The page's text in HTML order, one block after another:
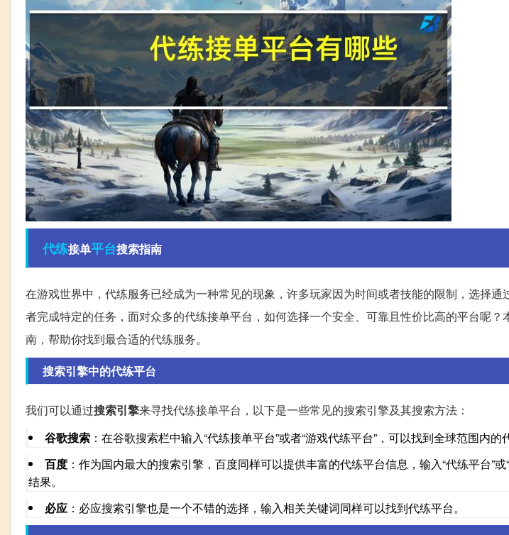
代练接单平台搜索指南
在游戏世界中，代练服务已经成为一种常见的现象，许多玩家因为时间或者技能的限制，选择
者完成特定的任务，面对众多的代练接单平台，如何选择一个安全、可靠且性价比高的平台呢？
南，帮助你找到最合适的代练服务。
搜索引擎中的代练平台
我们可以通过搜索引擎来寻找代练接单平台，以下是一些常见的搜索引擎及其搜索方法：
谷歌搜索 ：在谷歌搜索栏中输入“代练接单平台”或者“游戏代练平台”，可以找到全球范围内的
百度 ：作为国内最大的搜索引擎，百度同样可以提供丰富的代练平台信息，输入“代练平台”
结果。
必应 ：必应搜索引擎也是一个不错的选择，输入相关关键词同样可以找到代练平台。